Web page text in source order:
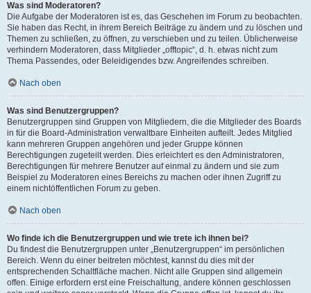
Was sind Moderatoren?
Die Aufgabe der Moderatoren ist es, das Geschehen im Forum zu beobachten.
Sie haben das Recht, in ihrem Bereich Beiträge zu ändern und zu löschen und
Themen zu schließen, zu öffnen, zu verschieben und zu teilen. Üblicherweise
verhindern Moderatoren, dass Mitglieder „offtopic“, d. h. etwas nicht zum
Thema Passendes, oder Beleidigendes bzw. Angreifendes schreiben.
Nach oben
Was sind Benutzergruppen?
Benutzergruppen sind Gruppen von Mitgliedern, die die Mitglieder des Boards
in für die Board-Administration verwaltbare Einheiten aufteilt. Jedes Mitglied
kann mehreren Gruppen angehören und jeder Gruppe können
Berechtigungen zugeteilt werden. Dies erleichtert es den Administratoren,
Berechtigungen für mehrere Benutzer auf einmal zu ändern und sie zum
Beispiel zu Moderatoren eines Bereichs zu machen oder ihnen Zugriff zu
einem nichtöffentlichen Forum zu geben.
Nach oben
Wo finde ich die Benutzergruppen und wie trete ich ihnen bei?
Du findest die Benutzergruppen unter „Benutzergruppen“ im persönlichen
Bereich. Wenn du einer beitreten möchtest, kannst du dies mit der
entsprechenden Schaltfläche machen. Nicht alle Gruppen sind allgemein
offen. Einige erfordern erst eine Freischaltung, andere können geschlossen